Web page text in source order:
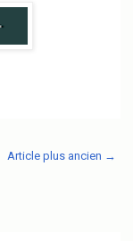
Article plus ancien →